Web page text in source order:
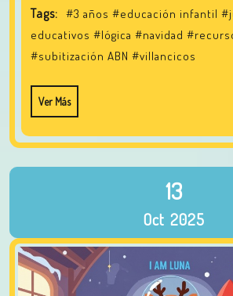
Tags: #3 años #educación infantil
educativos #lógica #navidad
#subitización ABN #villancicos
Ver Más
13
Oct 2025